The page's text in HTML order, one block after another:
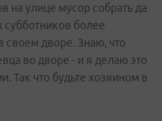
на улице мусор собрать да
субботников более
своем дворе. Знаю, что
во дворе - и я делаю это
Так что будьте хозяином в